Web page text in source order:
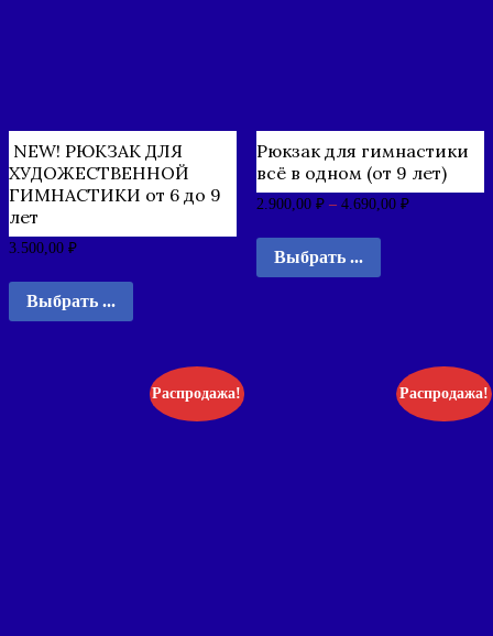
NEW! РЮКЗАК ДЛЯ
ХУДОЖЕСТВЕННОЙ
ГИМНАСТИКИ от 6 до 9
лет
3.500,00 ₽
Выбрать ...
Рюкзак для гимнастики
всё в одном (от 9 лет)
2.900,00 ₽– 4.690,00 ₽
Выбрать ...
Распродажа! Распродажа!